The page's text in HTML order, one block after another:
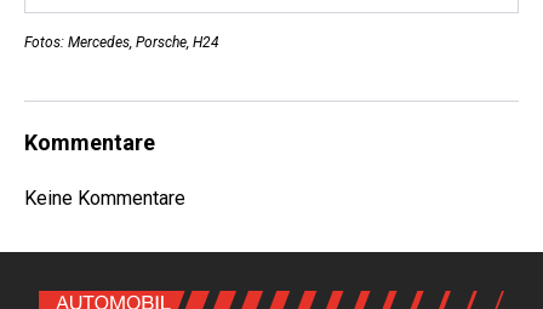
Fotos: Mercedes, Porsche, H24
Kommentare
Keine Kommentare